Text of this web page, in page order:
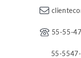
55-55-
55-